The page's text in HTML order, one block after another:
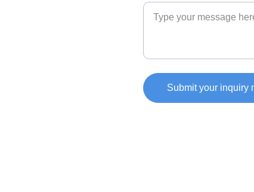
Submit your inquiry